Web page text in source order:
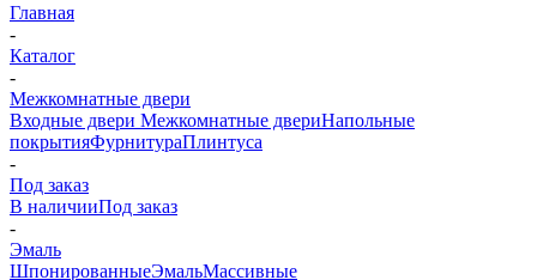
Главная
-
Каталог
-
Межкомнатные двери
Входные двери Межкомнатные двериНапольные
покрытияФурнитураПлинтуса
-
Под заказ
В наличииПод заказ
-
Эмаль
ШпонированныеЭмальМассивные